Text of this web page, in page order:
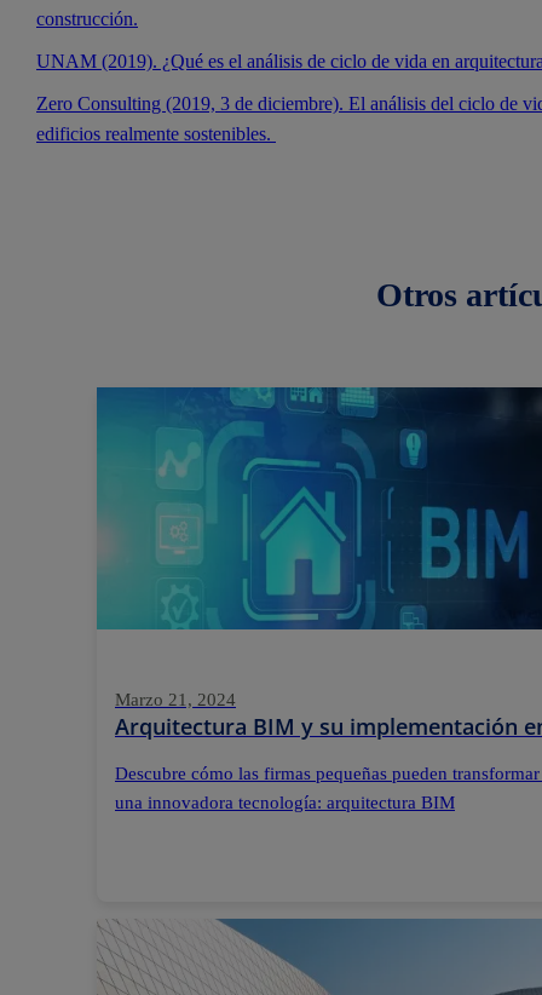
construcción.
UNAM (2019). ¿Qué es el análisis de ciclo de vida en
Zero Consulting (2019, 3 de diciembre). El análisis del ciclo de
edificios realmente sostenibles.
Otros
Marzo 21, 2024
Arquitectura BIM y su implementación
Descubre cómo las firmas pequeñas pueden
una innovadora tecnología: arquitectura BIM